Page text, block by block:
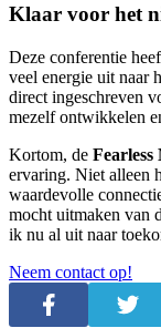
Klaar voor het
Deze conferentie
veel energie uit naar
direct ingeschreven
mezelf ontwikkelen
Kortom, de Fearless
ervaring. Niet alleen
waardevolle
mocht uitmaken van
ik nu al uit naar
Neem contact op!